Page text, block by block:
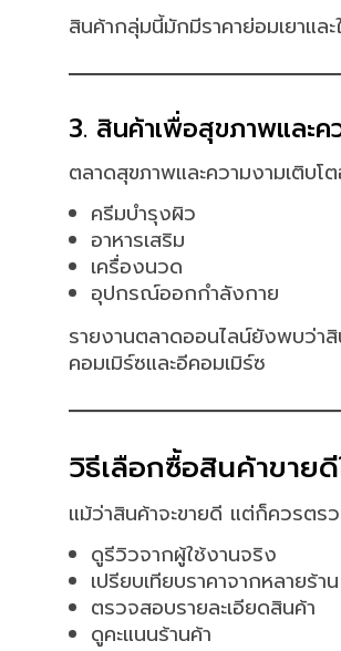
สินค้ากลุ่มนี้มักมีราคาย่อมเยาแล
3. สินค้าเพื่อสุขภาพและค
ตลาดสุขภาพและความงามเติบโ
ครีมบำรุงผิว
อาหารเสริม
เครื่องนวด
อุปกรณ์ออกกำลังกาย
รายงานตลาดออนไลน์ยังพบว่า
คอมเมิร์ซและอีคอมเมิร์ซ
วิธีเลือกซื้อสินค้าขาย
แม้ว่าสินค้าจะขายดี แต่ก็ควรตร
ดูรีวิวจากผู้ใช้งานจริง
เปรียบเทียบราคาจากหลายร้าน
ตรวจสอบรายละเอียดสินค้า
ดูคะแนนร้านค้า